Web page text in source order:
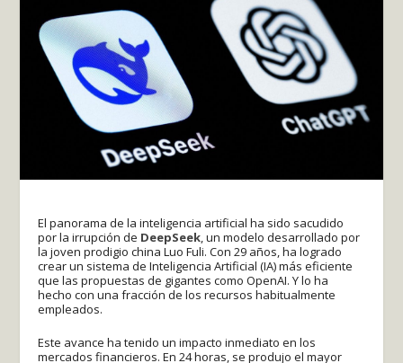
El panorama de la inteligencia artificial ha sido sacudido
por la irrupción de DeepSeek, un modelo desarrollado por
la joven prodigio china Luo Fuli. Con 29 años, ha logrado
crear un sistema de Inteligencia Artificial (IA) más eficiente
que las propuestas de gigantes como OpenAI. Y lo ha
hecho con una fracción de los recursos habitualmente
empleados.
Este avance ha tenido un impacto inmediato en los
mercados financieros. En 24 horas, se produjo el mayor